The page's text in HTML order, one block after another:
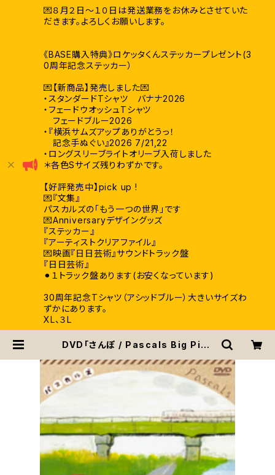
💌８月２日〜１０日は発送業務をお休みとさせていた
だきます。よろしくお願いします。
《BASE購入特典》ロケッタくんステッカープレゼント(3
0周年記念ステッカー）
💌【新商品】発売しました💌
・スタンダードTシャツ バナナ2026
・フェードウオッシュTシャツ
フェードブルー2026
・『横浜サムズアップありがとうっ！
記念手ぬぐい』2026 7/21,22
・ロングスリーブライトオリーブ入荷しました
＊各色Sサイズ残りわずかです。
【好評発売中】pick up !
💌『文集』
パスカルズの「もう一つの世界」です
💌Anniversaryデザイングッズ
『ステッカー』
『アーティストクリアファイル』
💌映画『日日芸術』サウンドトラック盤
『日日芸術』
⚫︎１トラック盤あります(お安くなっています)
30周年記念Tシャツ（アシッドブルー）大きいサイズわ
ずかにあります。
XL、３L
DVD「さんぽ / Pascals Big Pink
2) | pascals / パスカルズ